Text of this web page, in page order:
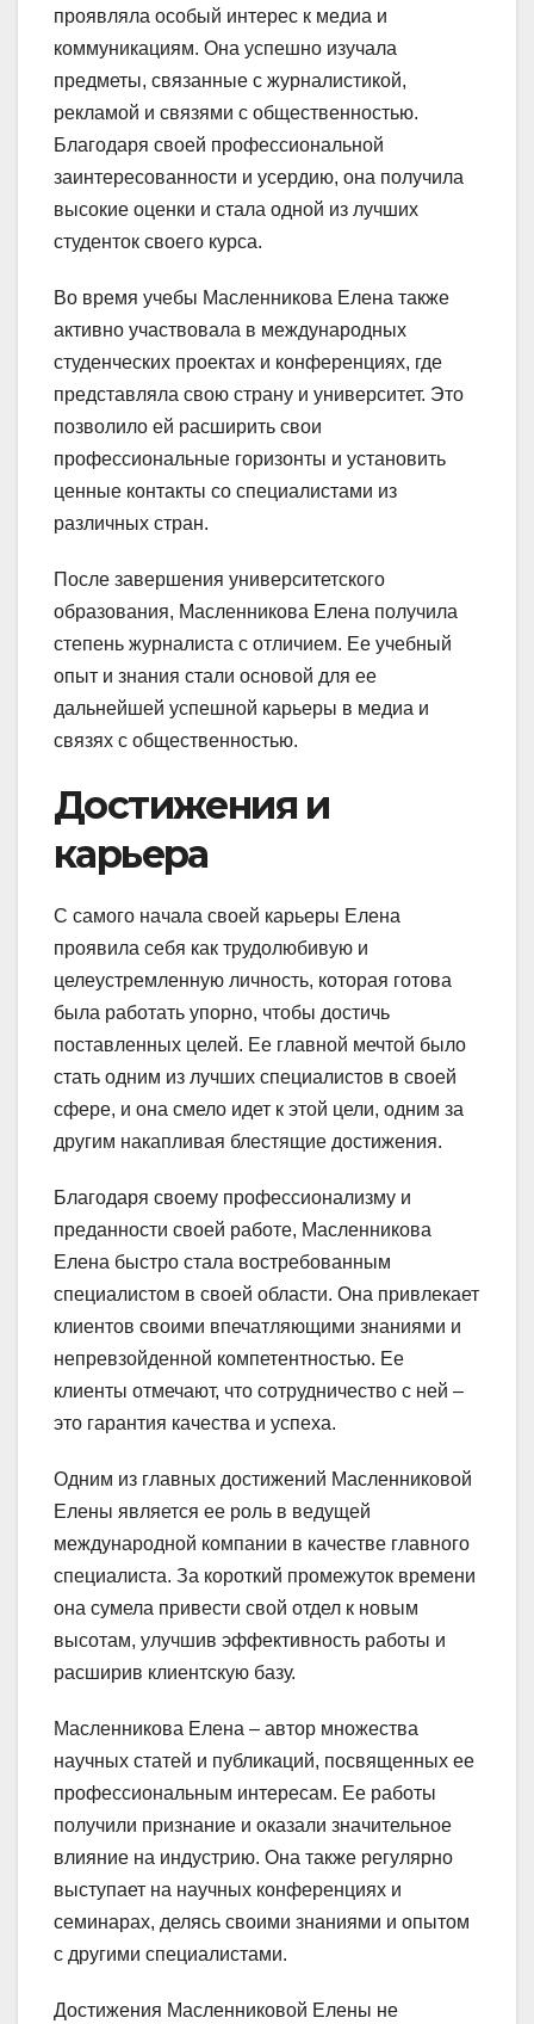
проявляла особый интерес к медиа и
коммуникациям. Она успешно изучала
предметы, связанные с журналистикой,
рекламой и связями с общественностью.
Благодаря своей профессиональной
заинтересованности и усердию, она получила
высокие оценки и стала одной из лучших
студенток своего курса.
Во время учебы Масленникова Елена также
активно участвовала в международных
студенческих проектах и конференциях, где
представляла свою страну и университет. Это
позволило ей расширить свои
профессиональные горизонты и установить
ценные контакты со специалистами из
различных стран.
После завершения университетского
образования, Масленникова Елена получила
степень журналиста с отличием. Ее учебный
опыт и знания стали основой для ее
дальнейшей успешной карьеры в медиа и
связях с общественностью.
Достижения и
карьера
С самого начала своей карьеры Елена
проявила себя как трудолюбивую и
целеустремленную личность, которая готова
была работать упорно, чтобы достичь
поставленных целей. Ее главной мечтой было
стать одним из лучших специалистов в своей
сфере, и она смело идет к этой цели, одним за
другим накапливая блестящие достижения.
Благодаря своему профессионализму и
преданности своей работе, Масленникова
Елена быстро стала востребованным
специалистом в своей области. Она привлекает
клиентов своими впечатляющими знаниями и
непревзойденной компетентностью. Ее
клиенты отмечают, что сотрудничество с ней –
это гарантия качества и успеха.
Одним из главных достижений Масленниковой
Елены является ее роль в ведущей
международной компании в качестве главного
специалиста. За короткий промежуток времени
она сумела привести свой отдел к новым
высотам, улучшив эффективность работы и
расширив клиентскую базу.
Масленникова Елена – автор множества
научных статей и публикаций, посвященных ее
профессиональным интересам. Ее работы
получили признание и оказали значительное
влияние на индустрию. Она также регулярно
выступает на научных конференциях и
семинарах, делясь своими знаниями и опытом
с другими специалистами.
Достижения Масленниковой Елены не